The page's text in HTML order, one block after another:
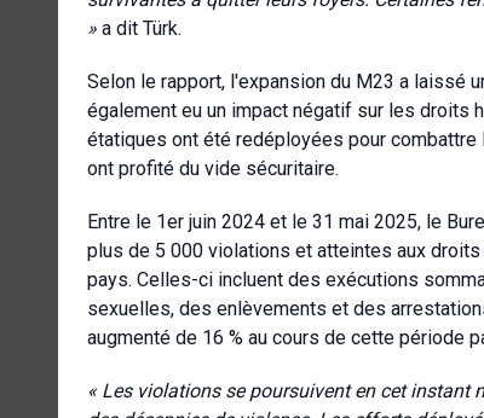
» a dit Türk.
Selon le rapport, l'expansion du M23 a laissé
également eu un impact négatif sur les droits
étatiques ont été redéployées pour combattre
ont profité du vide sécuritaire.
Entre le 1er juin 2024 et le 31 mai 2025, le
plus de 5 000 violations et atteintes aux
pays. Celles-ci incluent des exécutions
sexuelles, des enlèvements et des
augmenté de 16 % au cours de cette période
« Les violations se poursuivent en cet instant